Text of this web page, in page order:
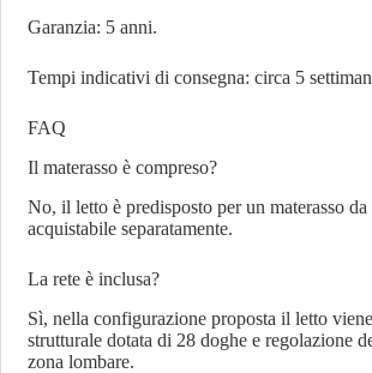
Garanzia: 5 anni.
Tempi indicativi di consegna: circa 5
FAQ
Il materasso è compreso?
No, il letto è predisposto per un materasso
acquistabile separatamente.
La rete è inclusa?
Sì, nella configurazione proposta il letto
strutturale dotata di 28 doghe e regolazione
zona lombare.